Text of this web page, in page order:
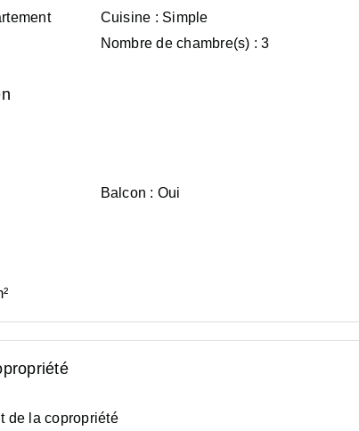
Cuisine : Simple
Nombre de chambre(s) :3
Balcon : Oui
de la copropriété